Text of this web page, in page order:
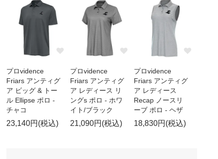
プロvidence
Friars アンティグ
ア ビッグ & トー
ル Ellipse ポロ -
チャコ
23,140円(税込)
プロvidence
Friars アンティグ
ア レディース リ
ングs ポロ - ホワ
イト/ブラック
21,090円(税込)
プロvidence
Friars アンティグ
ア レディース
Recap ノースリ
ーブ ポロ - ヘザ
18,830円(税込)